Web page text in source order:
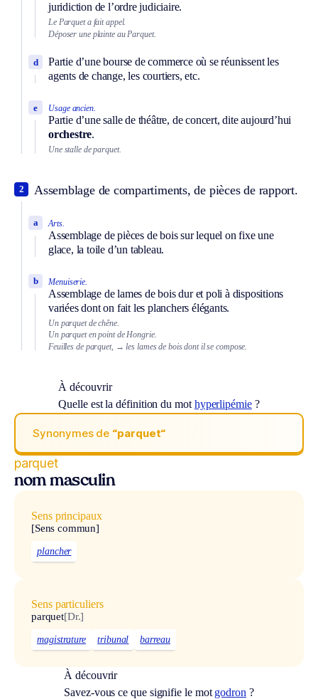
juridiction de l’ordre judiciaire.
Le Parquet a fait appel.
Déposer une plainte au Parquet.
Partie d’une bourse de commerce où se réunissent les
agents de change, les courtiers, etc.
d
Usage ancien.
Partie d’une salle de théâtre, de concert, dite aujourd’hui
orchestre.
e
Une stalle de parquet.
Assemblage de compartiments, de pièces de rapport.
2
Arts.
Assemblage de pièces de bois sur lequel on fixe une
glace, la toile d’un tableau.
a
Menuiserie.
Assemblage de lames de bois dur et poli à dispositions
variées dont on fait les planchers élégants.
b
Un parquet de chêne.
Un parquet en point de Hongrie.
Feuilles de parquet, → les lames de bois dont il se compose.
À découvrir
Quelle est la définition du mot hyperlipémie?
Synonymes de “parquet“
parquet
nom masculin
Sens principaux
[Sens commun]
plancher
Sens particuliers
parquet[Dr.]
magistrature tribunal barreau
À découvrir
Savez-vous ce que signifie le mot godron ?